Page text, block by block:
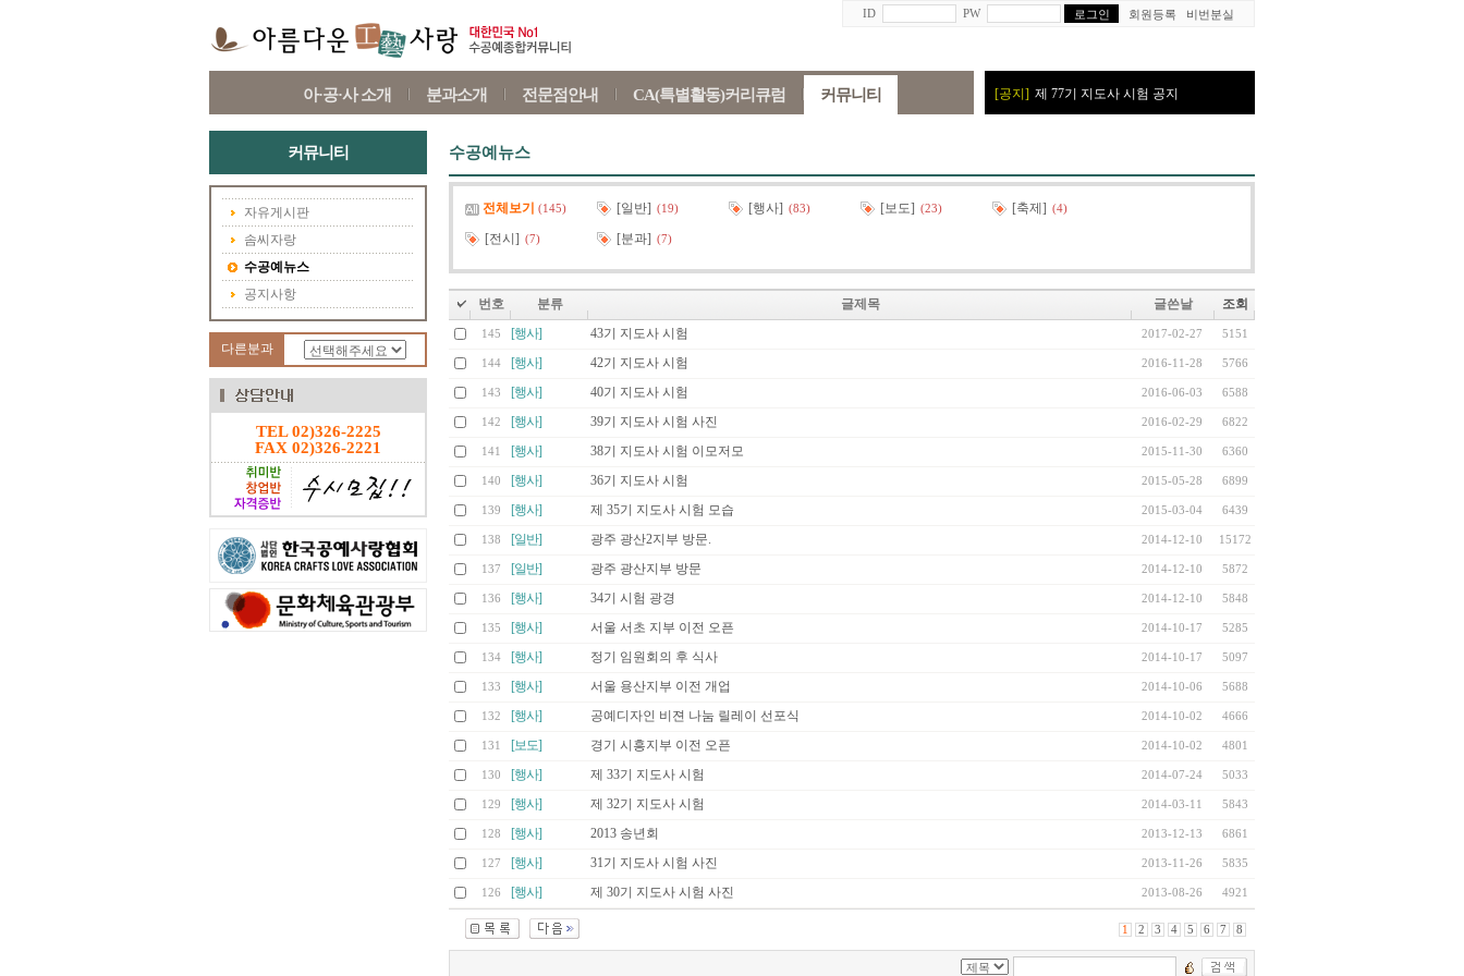
ID PW 회원등록 비번분실
아·공·사 소개 분과소개 전문점안내 CA(특별활동)커리큐럼 커뮤니티
커뮤니티
자유게시판
솜씨자랑
수공예뉴스
공지사항
다른분과
TEL 02)326-2225
FAX 02)326-2221
수공예뉴스
전체보기 (145) [일반] (19) [행사] (83) [보도] (23) [축제] (4)
[전시] (7) [분과] (7)
번호 분류 글제목 글쓴날 조회
145 [행사] 43기 지도사 시험 2017-02-27 5151
144 [행사] 42기 지도사 시험 2016-11-28 5766
143 [행사] 40기 지도사 시험 2016-06-03 6588
142 [행사] 39기 지도사 시험 사진 2016-02-29 6822
141 [행사] 38기 지도사 시험 이모저모 2015-11-30 6360
140 [행사] 36기 지도사 시험 2015-05-28 6899
139 [행사] 제 35기 지도사 시험 모습 2015-03-04 6439
138 [일반] 광주 광산2지부 방문. 2014-12-10 15172
137 [일반] 광주 광산지부 방문 2014-12-10 5872
136 [행사] 34기 시험 광경 2014-12-10 5848
135 [행사] 서울 서초 지부 이전 오픈 2014-10-17 5285
134 [행사] 정기 임원회의 후 식사 2014-10-17 5097
133 [행사] 서울 용산지부 이전 개업 2014-10-06 5688
132 [행사] 공예디자인 비젼 나눔 릴레이 선포식 2014-10-02 4666
131 [보도] 경기 시흥지부 이전 오픈 2014-10-02 4801
130 [행사] 제 33기 지도사 시험 2014-07-24 5033
129 [행사] 제 32기 지도사 시험 2014-03-11 5843
128 [행사] 2013 송년회 2013-12-13 6861
127 [행사] 31기 지도사 시험 사진 2013-11-26 5835
126 [행사] 제 30기 지도사 시험 사진 2013-08-26 4921
1 2 3 4 5 6 7 8